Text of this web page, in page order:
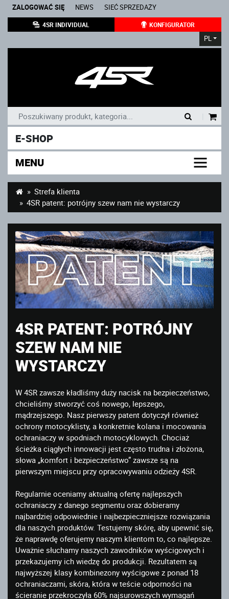
ZALOGOWAĆ SIĘ NEWS SIEĆ SPRZEDAŻY
4SR INDIVIDUAL KONFIGURATOR
PL
E-SHOP
MENU
Strefa klienta
4SR patent: potrójny szew nam nie wystarczy
4SR PATENT: POTRÓJNY
SZEW NAM NIE
WYSTARCZY
W 4SR zawsze kładliśmy duży nacisk na bezpieczeństwo,
chcieliśmy stworzyć coś nowego, lepszego,
mądrzejszego. Nasz pierwszy patent dotyczył również
ochrony motocyklisty, a konkretnie kolana i mocowania
ochraniaczy w spodniach motocyklowych. Chociaż
ścieżka ciągłych innowacji jest często trudna i złożona,
słowa „komfort i bezpieczeństwo” zawsze są na
pierwszym miejscu przy opracowywaniu odzieży 4SR.
Regularnie oceniamy aktualną ofertę najlepszych
ochraniaczy z danego segmentu oraz dobieramy
najbardziej odpowiednie i najbezpieczniejsze rozwiązania
dla naszych produktów. Testujemy skórę, aby upewnić się,
że naprawdę oferujemy naszym klientom to, co najlepsze.
Uważnie słuchamy naszych zawodników wyścigowych i
przekazujemy ich wiedzę do produkcji. Rezultatem są
najwyższej klasy kombinezony wyścigowe z ponad 18
ochraniaczami, skóra, która w teście odporności na
ścieranie przekroczyła 60% najsurowszych wymagań